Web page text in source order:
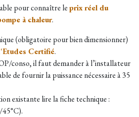
pour connaître leprix réel du
à chaleur.
(obligatoire pour bien dimensionner)
Certifié.
conso, il faut demander à l’installateur
de fournir la puissance nécessaire à 35
existante lire la fiche technique :